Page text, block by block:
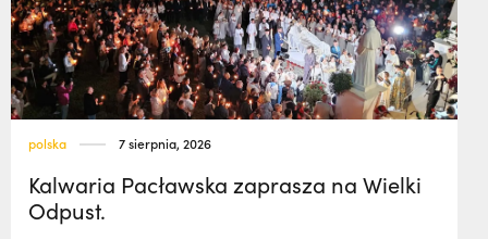
polska 7 sierpnia, 2026
Kalwaria Pacławska zaprasza na Wielki
Odpust.